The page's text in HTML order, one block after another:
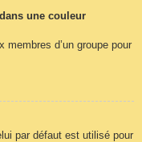
une couleur
membres d’un groupe pour
par défaut est utilisé pour